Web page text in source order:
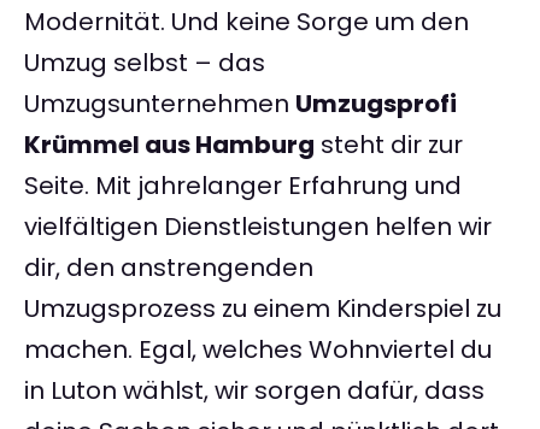
Modernität. Und keine Sorge um den
Umzug selbst – das
Umzugsunternehmen Umzugsprofi
Krümmel aus Hamburg steht dir zur
Seite. Mit jahrelanger Erfahrung und
vielfältigen Dienstleistungen helfen wir
dir, den anstrengenden
Umzugsprozess zu einem Kinderspiel zu
machen. Egal, welches Wohnviertel du
in Luton wählst, wir sorgen dafür, dass